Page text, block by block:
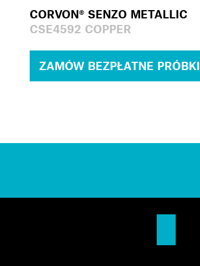
CORVON® SENZO METALLIC
CSE4592 COPPER
ZAMÓW BEZPŁATNE PRÓBKI